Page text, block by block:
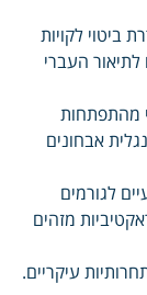
ביטוי לקויות
העברי
מהתפתחות
אבחונים
לגורמים
מזהים
עיקריים.